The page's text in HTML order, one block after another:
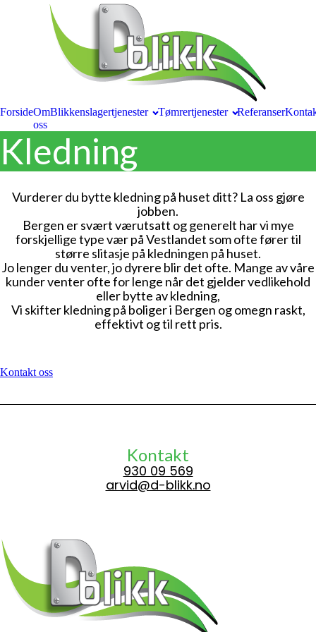
ForsideOm
oss
Blikkenslagertjenester Tømrertjenester Referanser
Kledning
Vurderer du bytte kledning på huset ditt? La oss gjøre
jobben.
Bergen er svært værutsatt og generelt har vi mye
forskjellige type vær på Vestlandet som ofte fører til
større slitasje på kledningen på huset.
Jo lenger du venter, jo dyrere blir det ofte. Mange av våre
kunder venter ofte for lenge når det gjelder vedlikehold
eller bytte av kledning,
Vi skifter kledning på boliger i Bergen og omegn raskt,
effektivt og til rett pris.
Kontakt oss
Kontakt
930 09 569
arvid@d-blikk.no